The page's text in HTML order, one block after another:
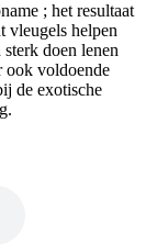
; het resultaat
vleugels helpen
doen lenen
ook voldoende
de exotische